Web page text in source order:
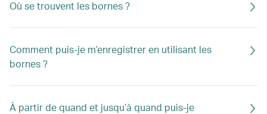
Où se trouvent les bornes ?
Comment puis-je m’enregistrer en utilisant les
bornes ?
À partir de quand et jusqu’à quand puis-je